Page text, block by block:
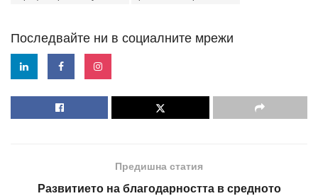
Последвайте ни в социалните мрежи
Предишна статия
Развитието на благодарността в средното